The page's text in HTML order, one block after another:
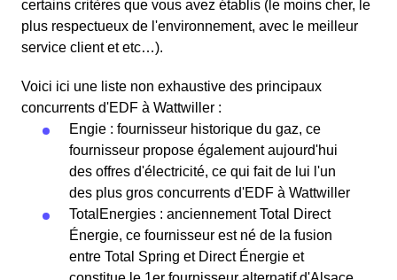
certains critères que vous avez établis (le moins cher, le
plus respectueux de l'environnement, avec le meilleur
service client et etc…).
Voici ici une liste non exhaustive des principaux
concurrents d'EDF à Wattwiller :
Engie : fournisseur historique du gaz, ce
fournisseur propose également aujourd'hui
des offres d'électricité, ce qui fait de lui l'un
des plus gros concurrents d'EDF à Wattwiller
TotalEnergies : anciennement Total Direct
Énergie, ce fournisseur est né de la fusion
entre Total Spring et Direct Énergie et